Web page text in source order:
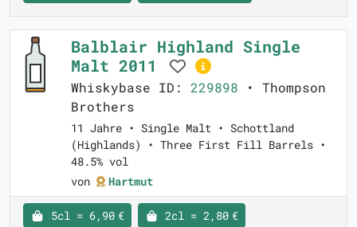
Balblair Highland Single
Malt 2011
Whiskybase ID: 229898 • Thompson
Brothers
11 Jahre • Single Malt • Schottland
(Highlands) • Three First Fill Barrels •
48.5% vol
von
Hartmut
5cl = 6,90 € 2cl = 2,80 €